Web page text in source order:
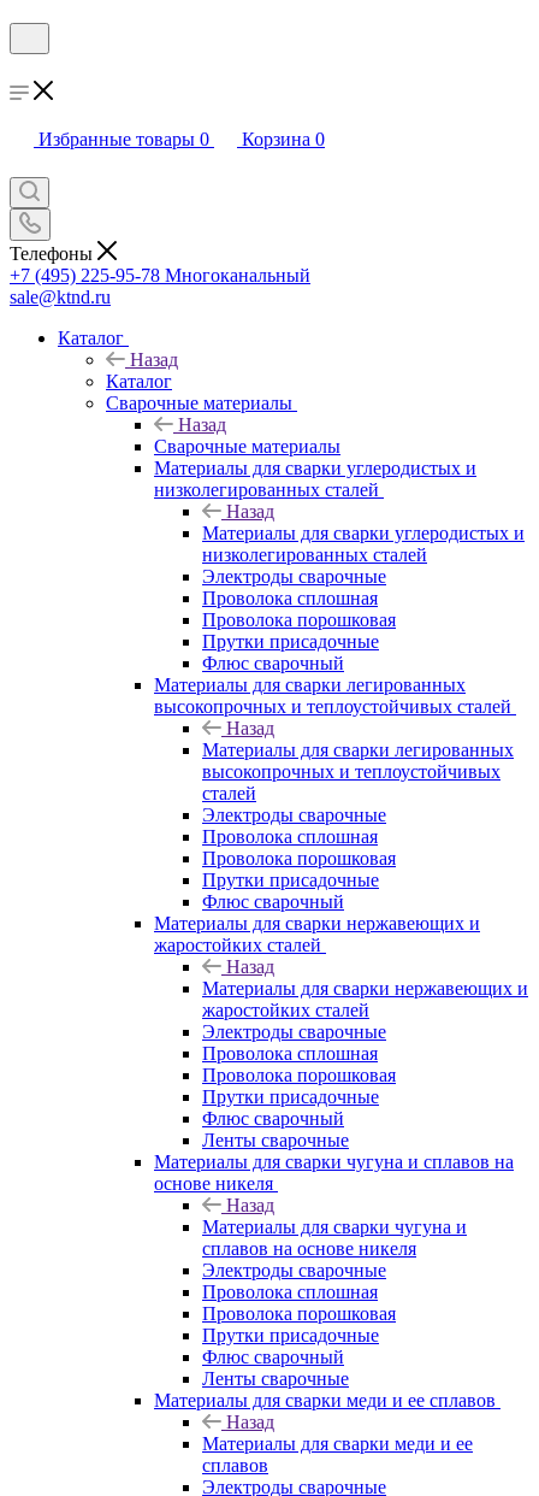
Избранные товары 0 Корзина 0
Телефоны
+7 (495) 225-95-78 Многоканальный
sale@ktnd.ru
Каталог
Назад
Каталог
Сварочные материалы
Назад
Сварочные материалы
Материалы для сварки углеродистых и
низколегированных сталей
Назад
Материалы для сварки углеродистых и
низколегированных сталей
Электроды сварочные
Проволока сплошная
Проволока порошковая
Прутки присадочные
Флюс сварочный
Материалы для сварки легированных
высокопрочных и теплоустойчивых сталей
Назад
Материалы для сварки легированных
высокопрочных и теплоустойчивых
сталей
Электроды сварочные
Проволока сплошная
Проволока порошковая
Прутки присадочные
Флюс сварочный
Материалы для сварки нержавеющих и
жаростойких сталей
Назад
Материалы для сварки нержавеющих и
жаростойких сталей
Электроды сварочные
Проволока сплошная
Проволока порошковая
Прутки присадочные
Флюс сварочный
Ленты сварочные
Материалы для сварки чугуна и сплавов на
основе никеля
Назад
Материалы для сварки чугуна и
сплавов на основе никеля
Электроды сварочные
Проволока сплошная
Проволока порошковая
Прутки присадочные
Флюс сварочный
Ленты сварочные
Материалы для сварки меди и ее сплавов
Назад
Материалы для сварки меди и ее
сплавов
Электроды сварочные